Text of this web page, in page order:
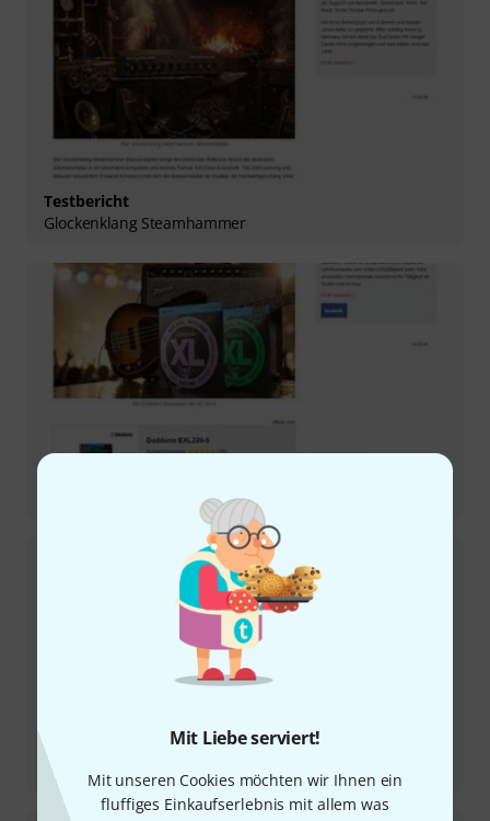
Mit Liebe serviert!
Mit unseren Cookies möchten wir Ihnen ein
fluffiges Einkaufserlebnis mit allem was
Testbericht
Glockenklang Steamhammer
D'Addario Basssaiten EXL 190 & 220-5
Testbericht
Sire Marcus Miller Z7-5 3TSB